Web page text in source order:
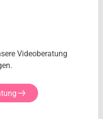
Videoberatung